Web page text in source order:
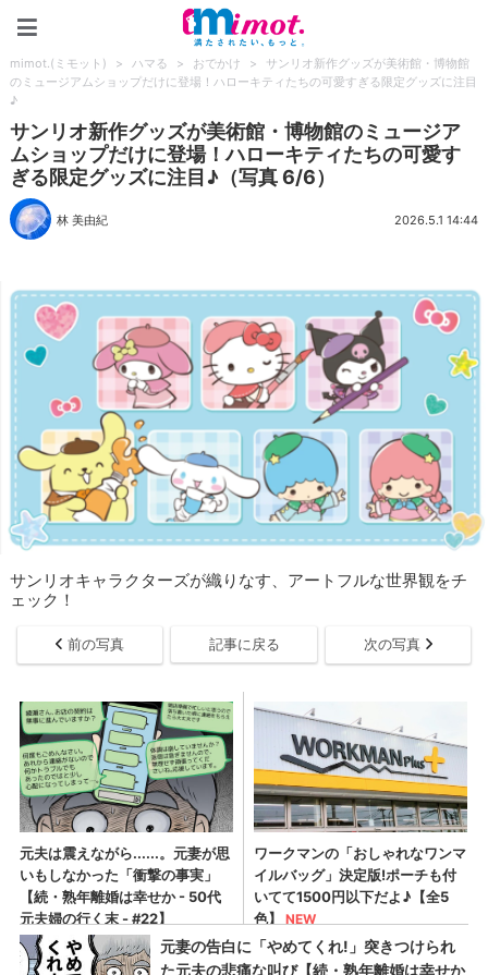
mimot.(ミモット) > ハマる > おでかけ >
サンリオ新作グッズが美術館・博物館
のミュージアムショップだけに登場！ハローキティたちの可愛すぎる限定グッズに注目
♪
サンリオ新作グッズが美術館・博物館のミュージア
ムショップだけに登場！ハローキティたちの可愛す
ぎる限定グッズに注目♪（写真 6/6）
林 美由紀 2026.5.1 14:44
サンリオキャラクターズが織りなす、アートフルな世界観をチ
ェック！
前の写真 記事に戻る 次の写真